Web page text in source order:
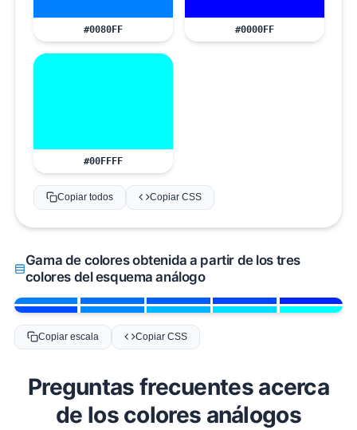
#0080FF #0000FF
#00FFFF
Copiar todos Copiar CSS
Gama de colores obtenida a partir de los tres
colores del esquema análogo
Copiar escala Copiar CSS
Preguntas frecuentes acerca
de los colores análogos